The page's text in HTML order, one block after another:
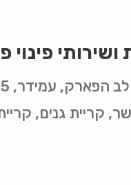
פינוי
קריית גנים,